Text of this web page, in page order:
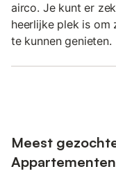
airco. Je kunt er
heerlijke plek is om
te kunnen genieten.
Meest